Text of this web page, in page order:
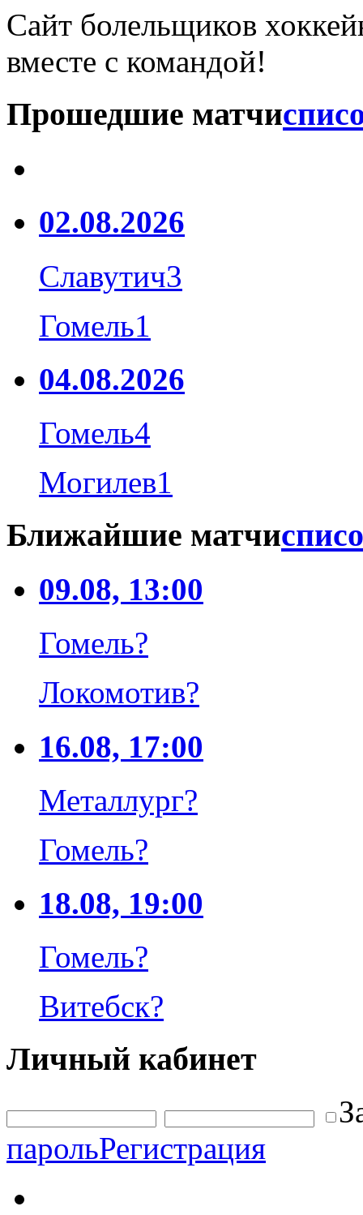
Сайт болельщиков
вместе с командой!
Прошедшие матчи
02.08.2026
Славутич3
Гомель1
04.08.2026
Гомель4
Могилев1
Ближайшие матчи
09.08, 13:00
Гомель?
Локомотив?
16.08, 17:00
Металлург?
Гомель?
18.08, 19:00
Гомель?
Витебск?
Личный кабинет
парольРегистрация